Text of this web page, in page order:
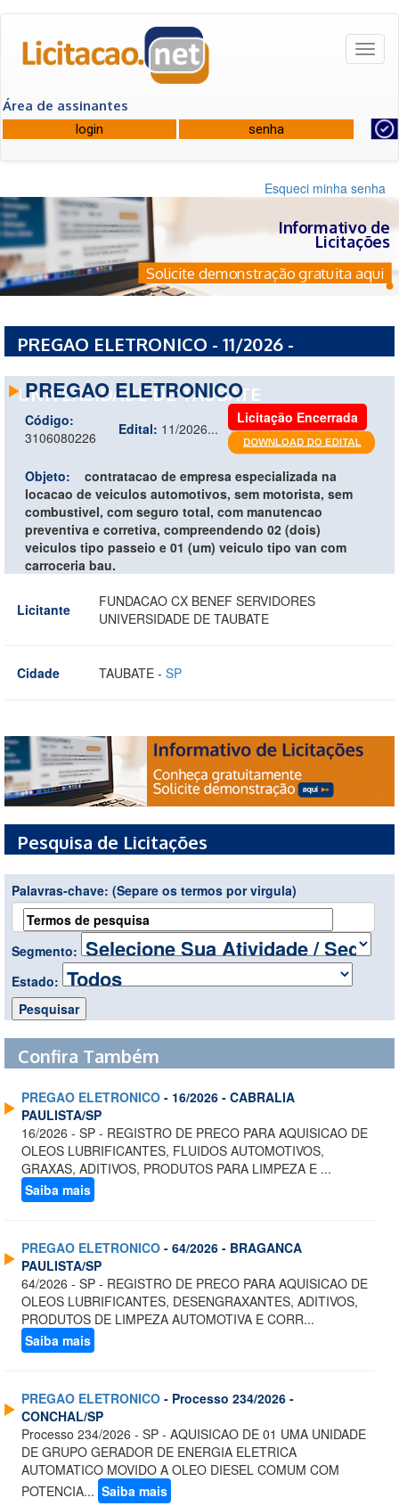
Área de assinantes
Esqueci minha senha
Informativo de
Licitações
Solicite demonstração gratuita aqui
PREGAO ELETRONICO - 11/2026 -
UNIVERSIDADE DE TAUBATE
PREGAO ELETRONICO
Código:
3106080226
Edital: 11/2026...
Licitação Encerrada
Objeto:
contratacao de empresa especializada na
locacao de veiculos automotivos, sem motorista, sem
combustivel, com seguro total, com manutencao
preventiva e corretiva, compreendendo 02 (dois)
veiculos tipo passeio e 01 (um) veiculo tipo van com
carroceria bau.
Licitante
FUNDACAO CX BENEF SERVIDORES
UNIVERSIDADE DE TAUBATE
Cidade TAUBATE - SP
Pesquisa de Licitações
Palavras-chave: (Separe os termos por virgula)
Segmento:
Estado:
Confira Também
PREGAO ELETRONICO - 16/2026 - CABRALIA
PAULISTA/SP
16/2026 - SP - REGISTRO DE PRECO PARA AQUISICAO DE
OLEOS LUBRIFICANTES, FLUIDOS AUTOMOTIVOS,
GRAXAS, ADITIVOS, PRODUTOS PARA LIMPEZA E ...
Saiba mais
PREGAO ELETRONICO - 64/2026 - BRAGANCA
PAULISTA/SP
64/2026 - SP - REGISTRO DE PRECO PARA AQUISICAO DE
OLEOS LUBRIFICANTES, DESENGRAXANTES, ADITIVOS,
PRODUTOS DE LIMPEZA AUTOMOTIVA E CORR...
Saiba mais
PREGAO ELETRONICO - Processo 234/2026 -
CONCHAL/SP
Processo 234/2026 - SP - AQUISICAO DE 01 UMA UNIDADE
DE GRUPO GERADOR DE ENERGIA ELETRICA
AUTOMATICO MOVIDO A OLEO DIESEL COMUM COM
POTENCIA... Saiba mais